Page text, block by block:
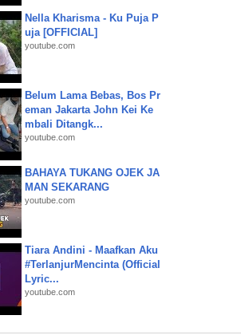
Nella Kharisma - Ku Puja P
uja [OFFICIAL]
youtube.com
Belum Lama Bebas, Bos Pr
eman Jakarta John Kei Ke
mbali Ditangk...
youtube.com
BAHAYA TUKANG OJEK JA
MAN SEKARANG
youtube.com
Tiara Andini - Maafkan Aku
#TerlanjurMencinta (Official
Lyric...
youtube.com